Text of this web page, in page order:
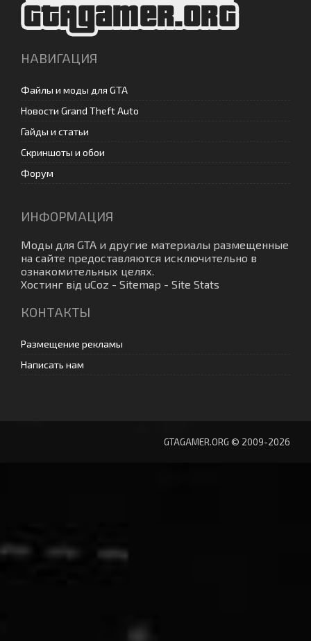
НАВИГАЦИЯ
Файлы и моды для GTA
Новости Grand Theft Auto
Гайды и статьи
Скриншоты и обои
Форум
ИНФОРМАЦИЯ
Моды для GTA и другие материалы размещенные
на сайте предоставляются исключительно в
ознакомительных целях.
Хостинг від uCoz - Sitemap - Site Stats
КОНТАКТЫ
Размещение рекламы
Написать нам
GTAGAMER.ORG © 2009-2026